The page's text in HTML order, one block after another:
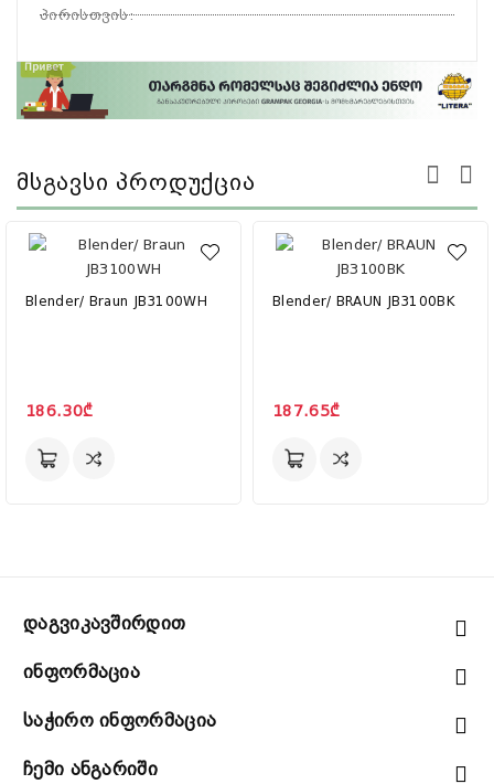
პირისთვის:
Მსგავსი Პროდუქცია
Blender/ Braun JB3100WH
186.30₾
Blender/ BRAUN JB3100BK
187.65₾
Დაგვიკავშირდით
Ინფორმაცია
Საჭირო Ინფორმაცია
Ჩემი Ანგარიში